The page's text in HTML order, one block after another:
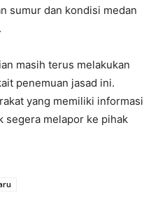
sumur dan kondisi medan
masih terus melakukan
penemuan jasad ini.
yang memiliki informasi
segera melapor ke pihak